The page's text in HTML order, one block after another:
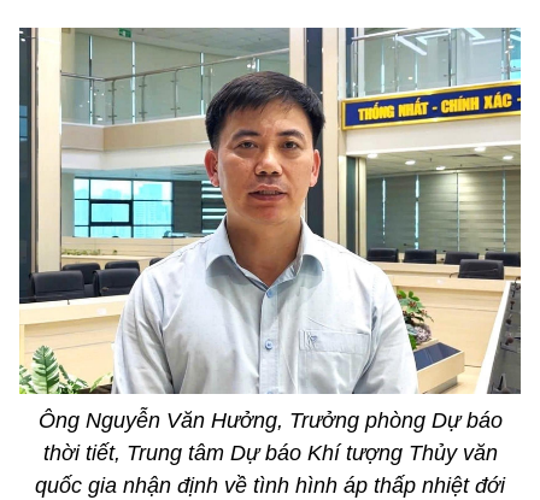
Ông Nguyễn Văn Hưởng, Trưởng phòng Dự báo
thời tiết, Trung tâm Dự báo Khí tượng Thủy văn
quốc gia nhận định về tình hình áp thấp nhiệt đới